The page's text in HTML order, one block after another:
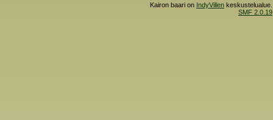
Kairon baari on IndyVillen
SMF 2.0.19